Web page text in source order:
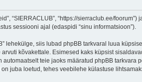
“SIERRACLUB”, “https://sierraclub.ee/foorum”)
sessiooni ajal (edaspidi “sinu informatsioon”).
siis lubad phpBB tarkvaral luua
kõvakettale. Esimesed kaks küpsist
teie jaoks määratud phpBB
juba loetud, tehes veebilehe külastuse